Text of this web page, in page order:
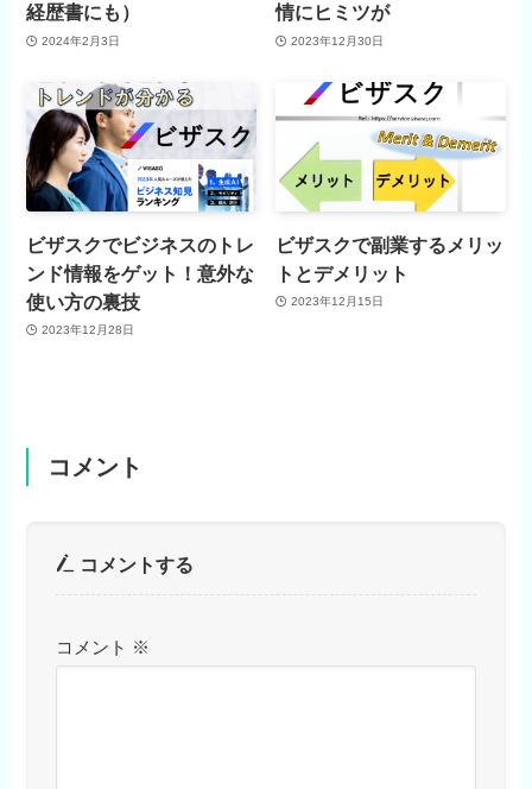
経歴書にも）
2024年2月3日
情にヒミツが
2023年12月30日
ビザスクでビジネスのトレ
ンド情報をゲット！意外な
使い方の裏技
2023年12月28日
ビザスクで副業するメリッ
トとデメリット
2023年12月15日
コメント
コメントする
コメント ※